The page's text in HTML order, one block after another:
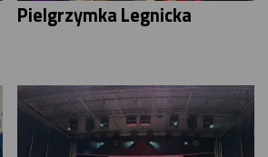
Pielgrzymka Legnicka